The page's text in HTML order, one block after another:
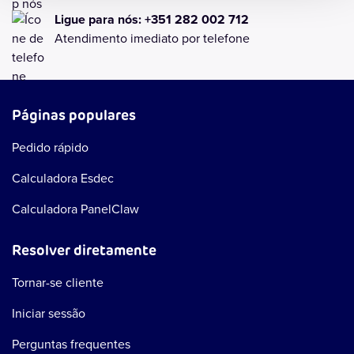
Ligue para nós: +351 282 002 712
Atendimento imediato por telefone
Páginas populares
Pedido rápido
Calculadora Esdec
Calculadora PanelClaw
Resolver diretamente
Tornar-se cliente
Iniciar sessão
Perguntas frequentes